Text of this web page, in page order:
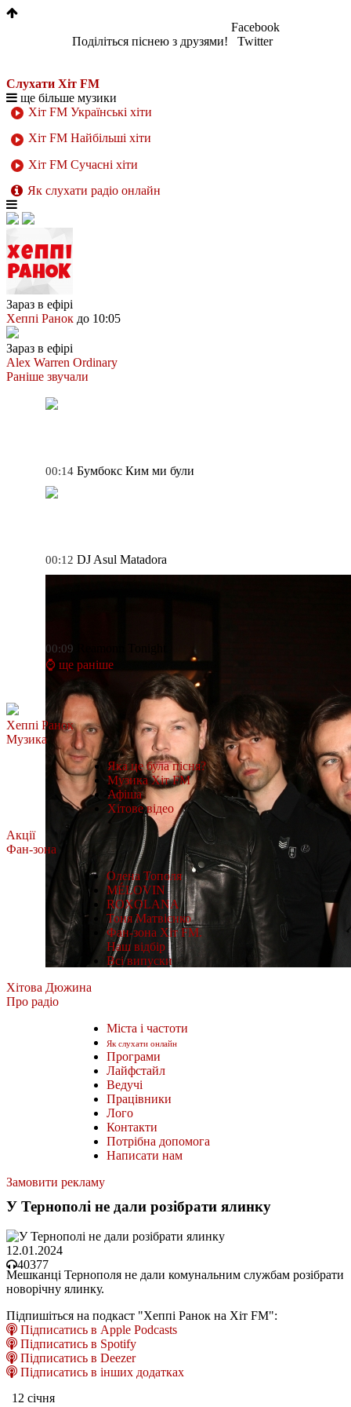
Поділіться піснею з друзями!
Facebook
Twitter
Слухати Хіт FM
ще більше музики
Хіт FM Українські хіти
Хіт FM Найбільші хіти
Хіт FM Сучасні хіти
Як слухати радіо онлайн
Зараз в ефірі
Хеппі Ранок до 10:05
Зараз в ефірі
Alex Warren Ordinary
Раніше звучали
00:14 Бумбокс Ким ми були
00:12 DJ Asul Matadora
00:09
⌚ ще раніше
Хеппі Ранок
Музика
Яка це була пісня?
Музика Хіт FM
Афіша
Хітове відео
Акції
Фан-зона
Олена Тополя
MÉLOVIN
ROXOLANA
Тоня Матвієнко
Фан-зона Хіт FM.
Наш відбір
Всі випуски
Хітова Дюжина
Про радіо
Міста і частоти
Як слухати онлайн
Програми
Лайфстайл
Ведучі
Працівники
Лого
Контакти
Потрібна допомога
Написати нам
Замовити рекламу
У Тернополі не дали розібрати ялинку
12.01.2024
40377
Мешканці Тернополя не дали комунальним службам розібрати
новорічну ялинку.
Підпишіться на подкаст "Хеппі Ранок на Хіт FM":
Підписатись в Apple Podcasts
Підписатись в Spotify
Підписатись в Deezer
Підписатись в інших додатках
12 січня